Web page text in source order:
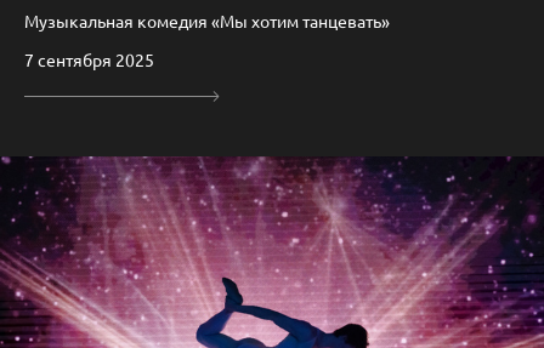
Музыкальная комедия «Мы хотим танцевать»
7 сентября 2025